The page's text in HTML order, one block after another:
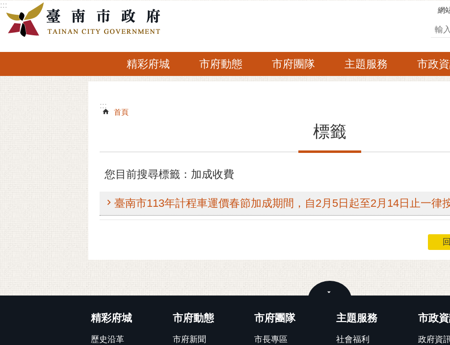
跳到主要內容區塊
:::
網
搜尋
精彩府城 市府動態 市府團隊 主題服務 市政
:::
:::
首頁
標籤
您目前搜尋標籤：加成收費
臺南市113年計程車運價春節加成期間，自2月5日起至2月14日止一律
精彩府城
歷史沿革
市府動態
市府新聞
市府團隊
市長專區
主題服務
社會福利
市政
政府資